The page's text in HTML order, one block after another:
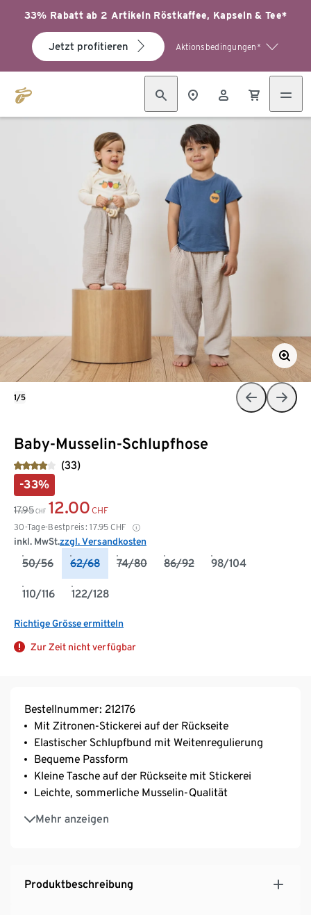
33% Rabatt ab 2 Artikeln Röstkaffee, Kapseln & Tee*
Jetzt profitieren Aktionsbedingungen*
Baby-Musselin-Schlupfhose
(33)
-33%
17.95 CHF 12.00 CHF
30-Tage-Bestpreis: 17.95 CHF
inkl. MwSt.zzgl. Versandkosten
50/56 62/68 74/80 86/92 98/104
110/116 122/128
Richtige Grösse ermitteln
Zur Zeit nicht verfügbar
1/5
Bestellnummer: 212176
Mit Zitronen-Stickerei auf der Rückseite
Elastischer Schlupfbund mit Weitenregulierung
Bequeme Passform
Kleine Tasche auf der Rückseite mit Stickerei
Leichte, sommerliche Musselin-Qualität
Mehr anzeigen
GOTS organic, zertifiziert durch CU 809415
Produktbeschreibung